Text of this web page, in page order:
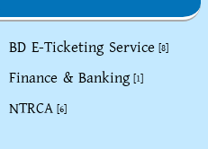
BD E-Ticketing Service [8]
Finance & Banking [1]
NTRCA [6]